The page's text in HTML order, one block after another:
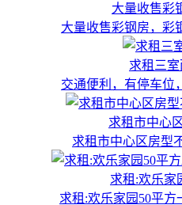
大量收售彩
大量收售彩钢房，彩
求租三
交通便利，有停车位
求租市中心
求租市中心区房型
求租:欢乐家
求租:欢乐家园50平方